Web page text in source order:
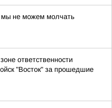
не можем молчать
ответственности
"Восток" за прошедшие